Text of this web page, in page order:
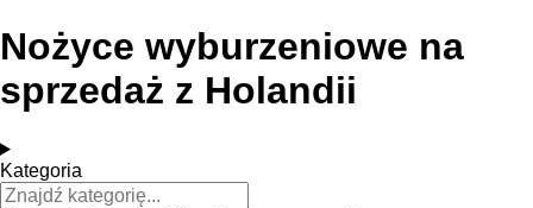
Nożyce wyburzeniowe na
sprzedaż z Holandii
Kategoria